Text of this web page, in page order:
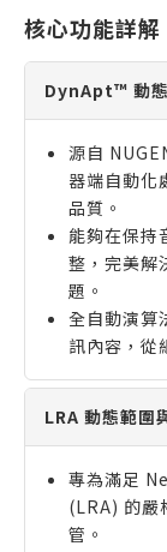
核心功能詳解
DynApt™ 動
源自
器端自動化
品質。
能夠在保持
整，完美解
題。
全自動演算
訊內容，從
LRA 動態範圍
專為滿足
(LRA) 的嚴
管。